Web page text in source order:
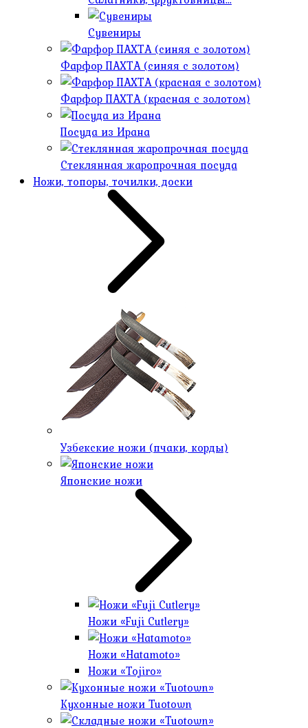
Сувениры
Фарфор ПАХТА (синяя с золотом)
Фарфор ПАХТА (красная с золотом)
Посуда из Ирана
Стеклянная жаропрочная посуда
Ножи, топоры, точилки, доски
Узбекские ножи (пчаки, корды)
Японские ножи
Ножи «Fuji Cutlery»
Ножи «Hatamoto»
Ножи «Tojiro»
Кухонные ножи Tuotown